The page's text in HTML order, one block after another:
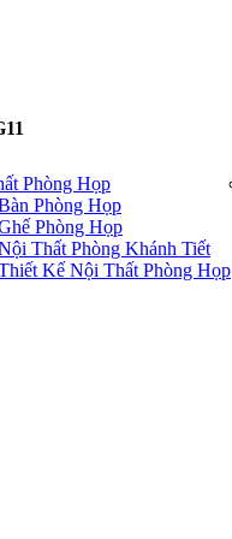
Phòng Họp
Phòng Họp
Phòng Họp
Thất Phòng Khánh Tiết
Kế Nội Thất Phòng Họp